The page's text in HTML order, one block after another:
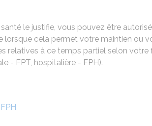
le justifie, vous pouvez être
lorsque cela permet votre maintien ou
relatives à ce temps partiel selon
- FPT, hospitalière - FPH).
FPH